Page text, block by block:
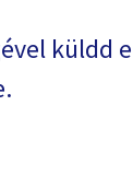
küldd